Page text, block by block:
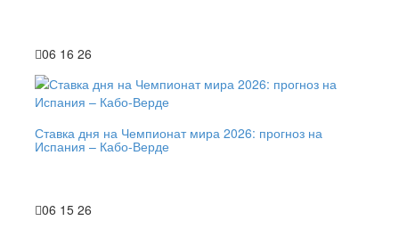
06 16 26
Ставка дня на Чемпионат мира 2026: прогноз на
Испания – Кабо-Верде
06 15 26